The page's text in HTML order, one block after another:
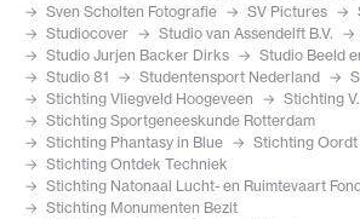
Sven Scholten Fotografie
SV Pictures
Studiocover
Studio van Assendelft B.V.
Studio Jurjen Backer Dirks
Studio Beeld
Studio 81
Studentensport Nederland
Stichting Vliegveld Hoogeveen
Stichting
Stichting Sportgeneeskunde Rotterdam
Stichting Phantasy in Blue
Stichting
Stichting Ontdek Techniek
Stichting Natonaal Lucht- en Ruimtevaart
Stichting Monumenten Bezit